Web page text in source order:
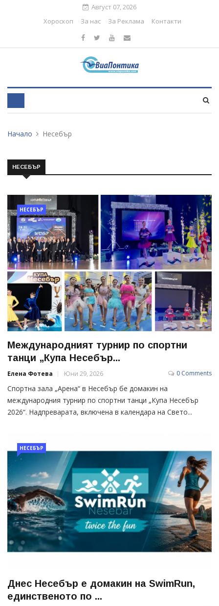
Август 07, 2026
Хороскоп
За нас За Реклама Контакти
Начало Несебър
НЕСЕБЪР
НЕСЕБЪР
Международният турнир по спортни
танци „Купа Несебър...
Елена Фотева Юни 29, 2026 0 Comments
Спортна зала „Арена“ в Несебър бе домакин на
международния турнир по спортни танци „Купа Несебър
2026“. Надпреварата, включена в календара на Свето...
НЕСЕБЪР
Днес Несебър е домакин на SwimRun,
единственото по ...